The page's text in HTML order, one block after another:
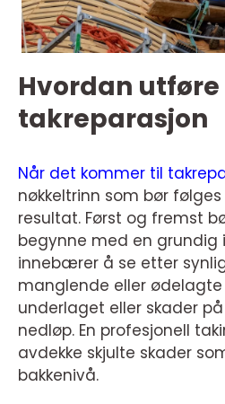
Hvordan
takreparasjon
Når det kommer til
nøkkeltrinn som bør
resultat. Først og fremst
begynne med en grundig
innebærer å se etter
manglende eller ødelagte
underlaget eller skader
nedløp. En profesjonell
avdekke skjulte skader
bakkenivå.